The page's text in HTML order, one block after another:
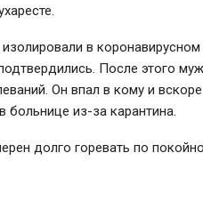
в
После этого
Он впал в кому и
больнице из-за карантина.
долго горевать по